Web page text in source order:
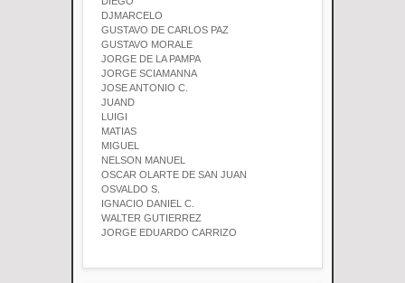
DJMARCELO
GUSTAVO DE CARLOS PAZ
GUSTAVO MORALE
JORGE DE LA PAMPA
JORGE SCIAMANNA
JOSE ANTONIO C.
JUAND
LUIGI
MATIAS
MIGUEL
NELSON MANUEL
OSCAR OLARTE DE SAN JUAN
OSVALDO S.
IGNACIO DANIEL C.
WALTER GUTIERREZ
JORGE EDUARDO CARRIZO